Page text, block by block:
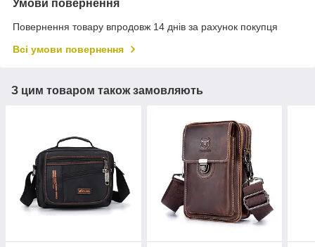
Умови повернення
Повернення товару впродовж 14 днів за рахунок покупця
Всі умови повернення
З цим товаром також замовляють